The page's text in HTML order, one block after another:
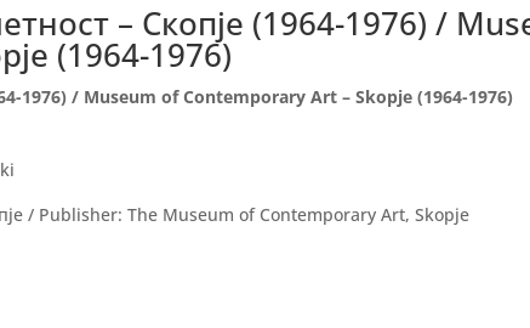
– Скопје (1964-1976) /
(1964-1976)
1976) / Museum of Contemporary Art – Skopjе (1964-1976)
/ Publisher: The Museum of Contemporary Art, Skopje